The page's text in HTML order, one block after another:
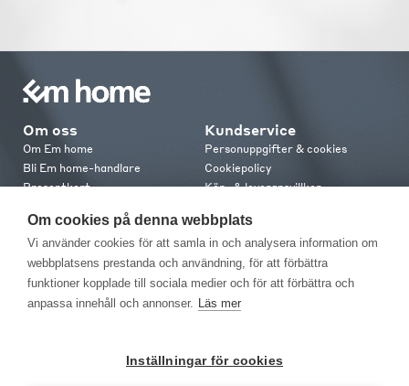
Om cookies på denna webbplats
Vi använder cookies för att samla in och analysera information om
webbplatsens prestanda och användning, för att förbättra
funktioner kopplade till sociala medier och för att förbättra och
anpassa innehåll och annonser. Läs mer
Inställningar för cookies
Om oss
Om Em home
Bli Em home-handlare
Presentkort
Em home Club
Medlemsvillkor
Kundservice
Personuppgifter & cookies
Cookiepolicy
Köp- & leveransvillkor
Retur & reklamation
Kontakt
Kontakta oss